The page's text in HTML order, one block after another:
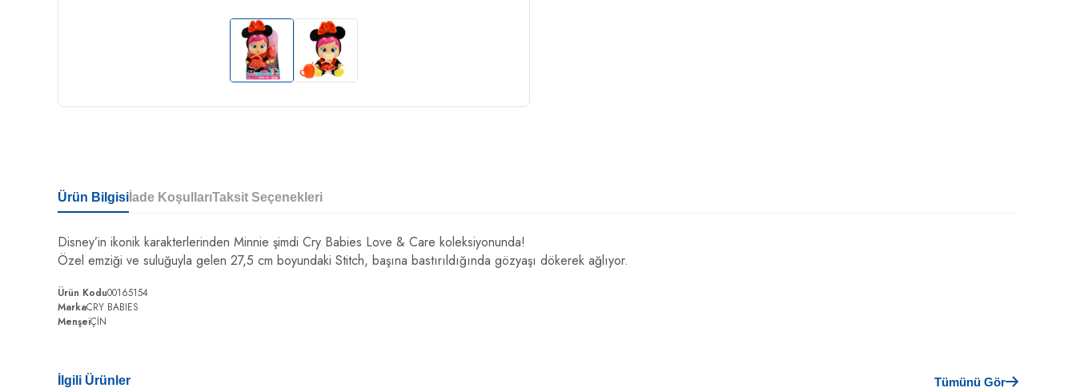
Ürün Bilgisi İade KoşullarıTaksit Seçenekleri
Disney’in ikonik karakterlerinden Minnie şimdi Cry Babies Love & Care koleksiyonunda!
Özel emziği ve suluğuyla gelen 27,5 cm boyundaki Stitch, başına bastırıldığında gözyaşı dökerek ağlıyor.
Ürün Kodu00165154
MarkaCRY BABIES
MenşeiÇİN
İlgili Ürünler Tümünü Gör